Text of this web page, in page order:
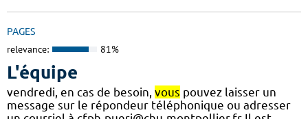
PAGES
relevance: 81%
L'équipe
vendredi, en cas de besoin, vous pouvez laisser un
message sur le répondeur téléphonique ou adresser